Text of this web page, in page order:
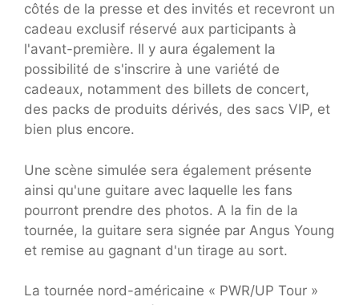
côtés de la presse et des invités et recevront un
cadeau exclusif réservé aux participants à
l'avant-première. Il y aura également la
possibilité de s'inscrire à une variété de
cadeaux, notamment des billets de concert,
des packs de produits dérivés, des sacs VIP, et
bien plus encore.
Une scène simulée sera également présente
ainsi qu'une guitare avec laquelle les fans
pourront prendre des photos. A la fin de la
tournée, la guitare sera signée par Angus Young
et remise au gagnant d'un tirage au sort.
La tournée nord-américaine « PWR/UP Tour »